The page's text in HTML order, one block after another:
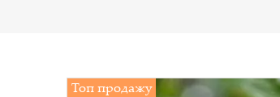
Топ продажу